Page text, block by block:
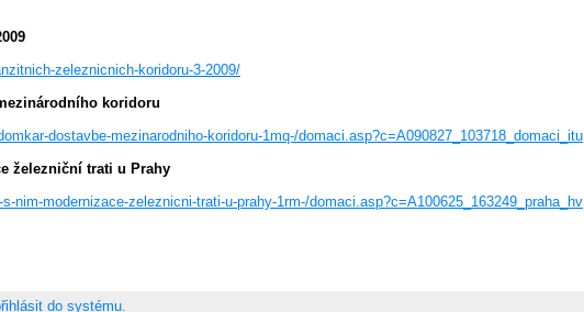
zeleznicnich-koridoru-3-2009/
koridoru
dostavbe-mezinarodniho-koridoru-1mq-/domaci.asp?c=A090827_103718_domaci_itu
železniční trati u Prahy
nim-modernizace-zeleznicni-trati-u-prahy-1rm-/domaci.asp?c=A100625_163249_praha_hv
do systému.